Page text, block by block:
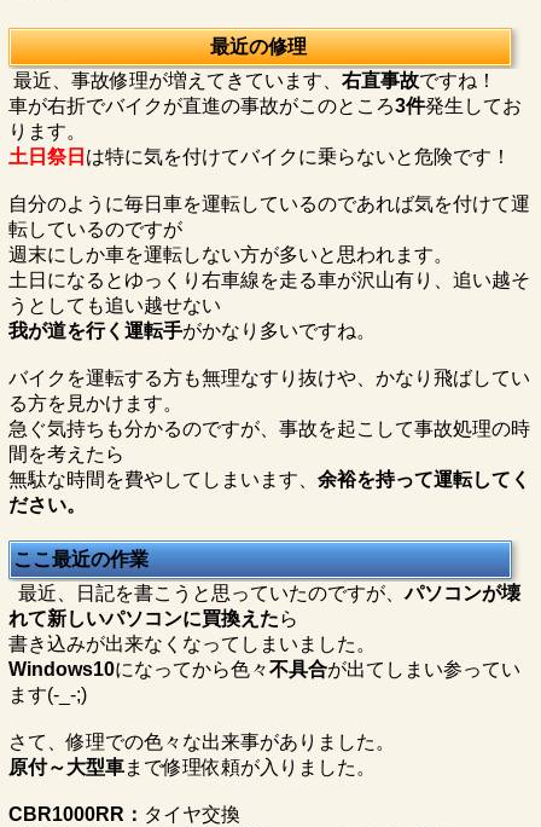
最近の修理
最近、事故修理が増えてきています、 右直事故ですね！
車が右折でバイクが直進の事故がこのところ3件発生してお
ります。
土日祭日 は特に気を付けてバイクに乗らないと危険です！
自分のように毎日車を運転しているのであれば気を付けて運
転しているのですが
週末にしか車を運転しない方が多いと思われます。
土日になるとゆっくり右車線を走る車が沢山有り、追い越そ
うとしても追い越せない
我が道を行く運転手がかなり多いですね。
バイクを運転する方も無理なすり抜けや、かなり飛ばしてい
る方を見かけます。
急ぐ気持ちも分かるのですが、事故を起こして事故処理の時
間を考えたら
無駄な時間を費やしてしまいます、 余裕を持って運転してく
ださい。
ここ最近の作業
最近、日記を書こうと思っていたのですが、パソコンが壊
れて新しいパソコンに買換えたら
書き込みが出来なくなってしまいました。
Windows10になってから色々不具合が出てしまい参ってい
ます(-_-;)
さて、修理での色々な出来事がありました。
原付～大型車まで修理依頼が入りました。
CBR1000RR： タイヤ交換